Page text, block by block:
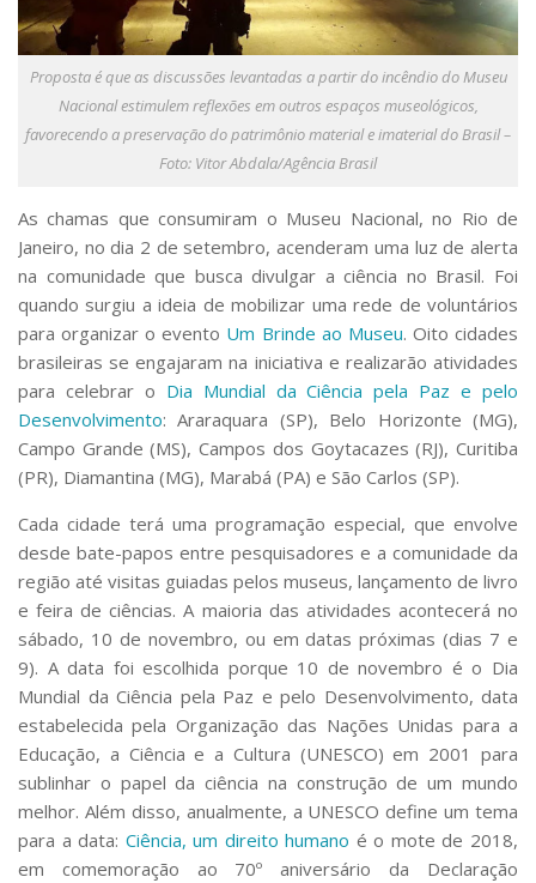
Serviços
Bibliotecas
Apoio ao Estudante
Segurança, Trânsito e Prevenção
RH, Administrativo e Financeiro
Outros serviços
Assessorias e Mídias
Aplicativos e Sites
Jornal da USP
Agenda de Eventos
Defesa de Teses
Proposta é que as discussões levantadas a partir do incêndio do Museu
Nacional estimulem reflexões em outros espaços museológicos,
favorecendo a preservação do patrimônio material e imaterial do Brasil –
Foto: Vitor Abdala/Agência Brasil
As chamas que consumiram o Museu Nacional, no Rio de
Janeiro, no dia 2 de setembro, acenderam uma luz de alerta
na comunidade que busca divulgar a ciência no Brasil. Foi
quando surgiu a ideia de mobilizar uma rede de voluntários
para organizar o evento Um Brinde ao Museu. Oito cidades
brasileiras se engajaram na iniciativa e realizarão atividades
para celebrar o Dia Mundial da Ciência pela Paz e pelo
Desenvolvimento: Araraquara (SP), Belo Horizonte (MG),
Campo Grande (MS), Campos dos Goytacazes (RJ), Curitiba
(PR), Diamantina (MG), Marabá (PA) e São Carlos (SP).
Cada cidade terá uma programação especial, que envolve
desde bate-papos entre pesquisadores e a comunidade da
região até visitas guiadas pelos museus, lançamento de livro
e feira de ciências. A maioria das atividades acontecerá no
sábado, 10 de novembro, ou em datas próximas (dias 7 e
9). A data foi escolhida porque 10 de novembro é o Dia
Mundial da Ciência pela Paz e pelo Desenvolvimento, data
estabelecida pela Organização das Nações Unidas para a
Educação, a Ciência e a Cultura (UNESCO) em 2001 para
sublinhar o papel da ciência na construção de um mundo
melhor. Além disso, anualmente, a UNESCO define um tema
para a data: Ciência, um direito humano é o mote de 2018,
em comemoração ao 70º aniversário da Declaração